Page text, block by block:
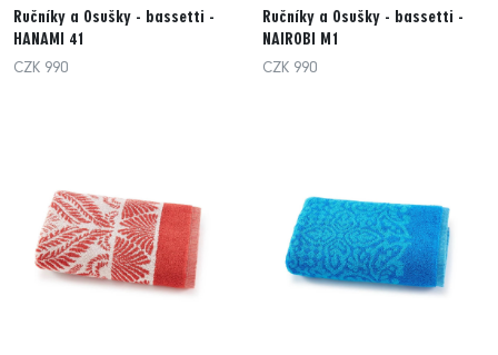
Ručníky a Osušky - bassetti -
HANAMI 41
CZK 990
Ručníky a Osušky - bassetti -
NAIROBI M1
CZK 990